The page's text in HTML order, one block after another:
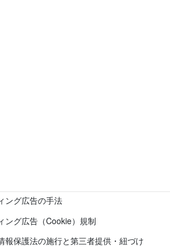
ング広告の手法
ング広告（Cookie）規制
報保護法の施行と第三者提供・紐づけ